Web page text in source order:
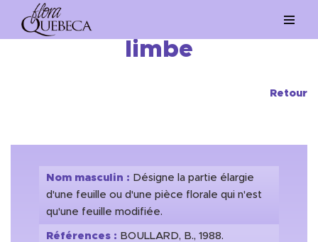
Aller
limbe
Retour
Nom masculin : Désigne la partie élargie
d'une feuille ou d'une pièce florale qui n'est
qu'une feuille modifiée.
Références : BOULLARD, B., 1988.